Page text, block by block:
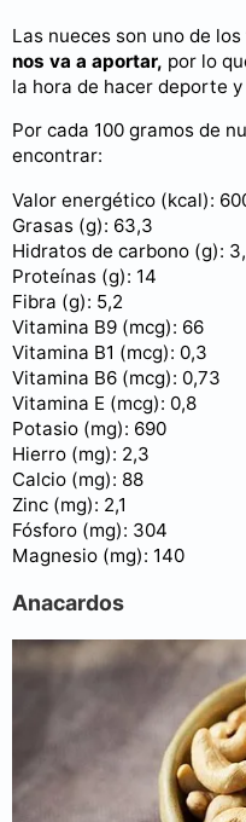
Las nueces son uno de
nos va a aportar, por lo
la hora de hacer deporte
Por cada 100 gramos de
encontrar:
Valor energético (kcal):
Grasas (g): 63,3
Hidratos de carbono (g):
Proteínas (g): 14
Fibra (g): 5,2
Vitamina B9 (mcg): 66
Vitamina B1 (mcg): 0,3
Vitamina B6 (mcg): 0,73
Vitamina E (mcg): 0,8
Potasio (mg): 690
Hierro (mg): 2,3
Calcio (mg): 88
Zinc (mg): 2,1
Fósforo (mg): 304
Magnesio (mg): 140
Anacardos